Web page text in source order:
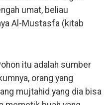
umat, beliau
Al-Mustasfa (kitab
itu adalah sumber
orang yang
mujtahid yang dia bisa